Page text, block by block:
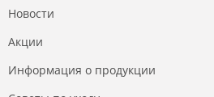
Новости
Акции
Информация о продукции